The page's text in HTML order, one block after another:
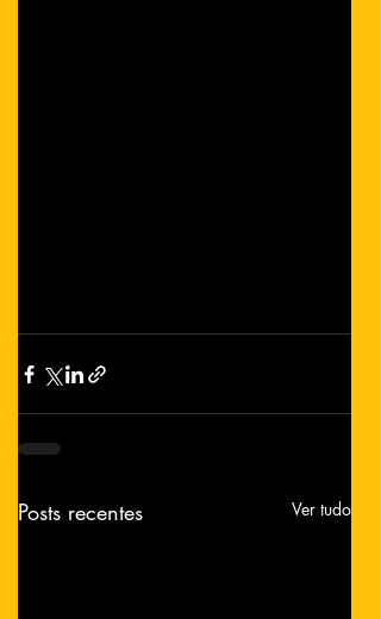
Posts recentes Ver tudo